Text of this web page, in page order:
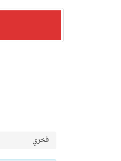
فخري